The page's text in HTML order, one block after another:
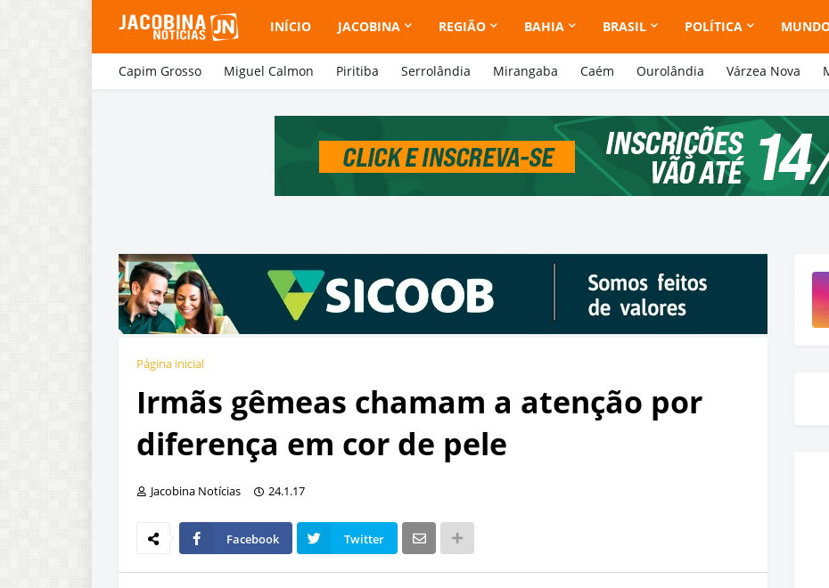
INÍCIO JACOBINA REGIÃO BAHIA BRASIL POLÍTICA
Capim Grosso Miguel Calmon Piritiba Serrolândia Mirangaba Caém Ourolândia Várzea Nova
Página inicial
Irmãs gêmeas chamam a atenção por
diferença em cor de pele
Jacobina Notícias 24.1.17
Facebook Twitter